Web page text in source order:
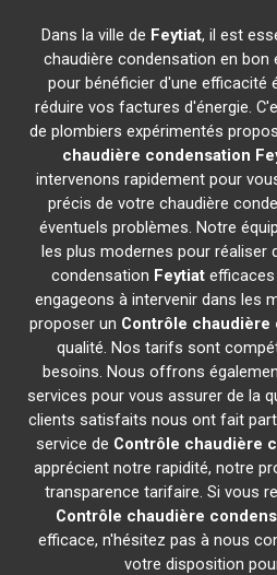
Dans la ville de Feytiat, il est
chaudière condensation en
pour bénéficier d'une efficacité
réduire vos factures d'énergie.
de plombiers expérimentés
chaudière condensation
intervenons rapidement pour
précis de votre chaudière
éventuels problèmes. Notre
les plus modernes pour réaliser
condensation Feytiat
engageons à intervenir dans les
proposer un Contrôle chaudière
qualité. Nos tarifs sont
besoins. Nous offrons
services pour vous assurer de la
clients satisfaits nous ont fait
service de Contrôle chaudière
apprécient notre rapidité, notre
transparence tarifaire. Si vous
Contrôle chaudière
efficace, n'hésitez pas à nous
votre disposition